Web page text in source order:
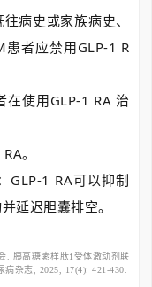
病史或家族病史、
者应禁用GLP-1 R
在使用GLP-1 RA 治
。
GLP-1 RA可以抑制
延迟胆囊排空。
. 胰高糖素样肽1受体激动剂联
杂志, 2025, 17(4): 421-430.